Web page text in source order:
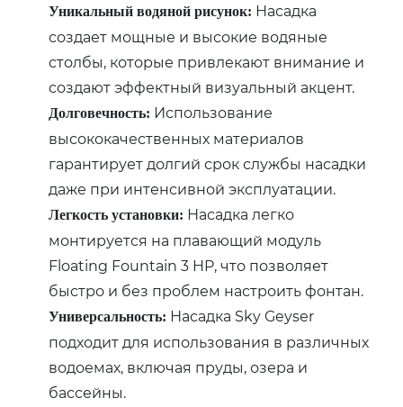
Уникальный водяной рисунок: Насадка
создает мощные и высокие водяные
столбы, которые привлекают внимание и
создают эффектный визуальный акцент.
Долговечность: Использование
высококачественных материалов
гарантирует долгий срок службы насадки
даже при интенсивной эксплуатации.
Легкость установки: Насадка легко
монтируется на плавающий модуль
Floating Fountain 3 HP, что позволяет
быстро и без проблем настроить фонтан.
Универсальность: Насадка Sky Geyser
подходит для использования в различных
водоемах, включая пруды, озера и
бассейны.